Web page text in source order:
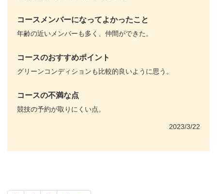
コースメンバーになってよかったこと
年齢の近いメンバーも多く、仲間ができた。
コースのおすすめポイント
グリーンコンディションも比較的良いように思う。
コースの不満な点
競技の予約が取りにくい点。
2023/3/22